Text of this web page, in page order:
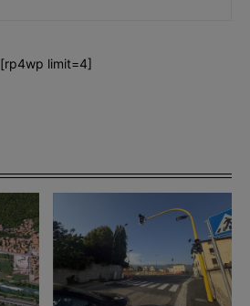
[rp4wp limit=4]